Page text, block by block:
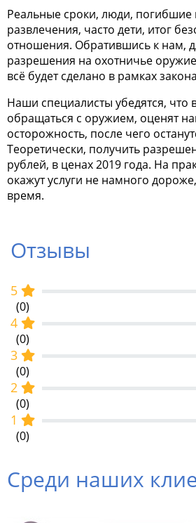
Реальные сроки, люди, погибшие
развлечения, часто дети, итог
отношения. Обратившись к нам,
разрешения на охотничье оружие
всё будет сделано в рамках
Наши специалисты убедятся, что
обращаться с оружием, оценят
осторожность, после чего
Теоретически, получить
рублей, в ценах 2019 года. На
окажут услуги не намного
время.
Отзывы
5
(0)
4
(0)
3
(0)
2
(0)
1
(0)
Среди наших